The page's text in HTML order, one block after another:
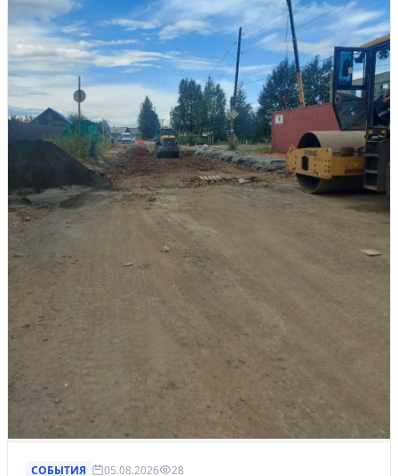
СОБЫТИЯ 05.08.2026 28